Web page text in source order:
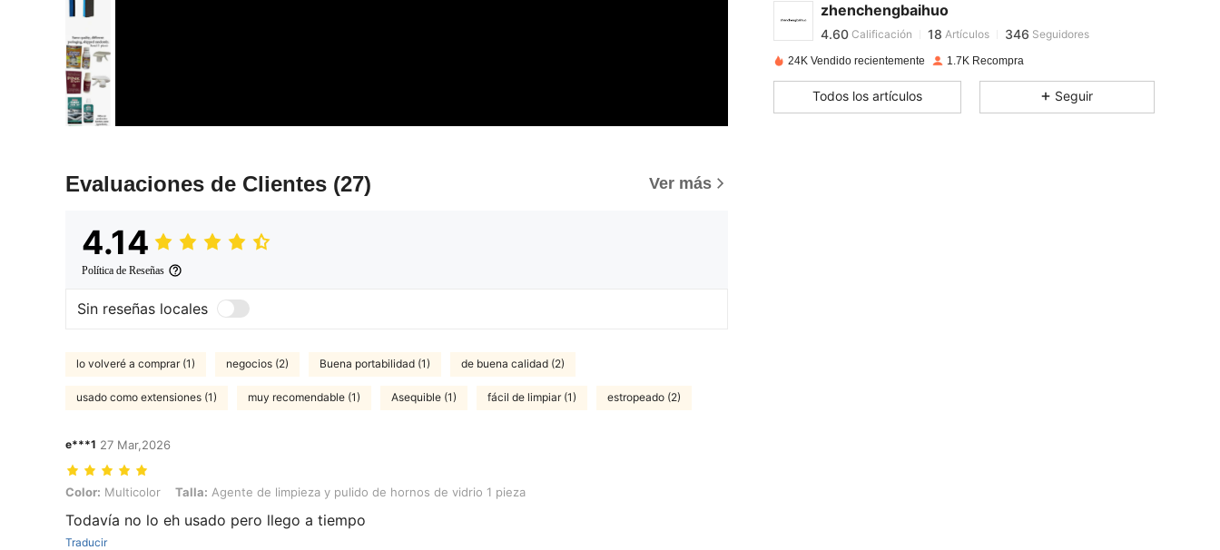
Evaluaciones de Clientes (27) Ver más
4.14
Política de Reseñas
Sin reseñas locales
lo volveré a comprar (1) negocios (2) Buena portabilidad (1) de buena calidad (2)
usado como extensiones (1) muy recomendable (1) Asequible (1) fácil de limpiar (1) estropeado (2)
e***1 27 Mar,2026
Color: Multicolor, Talla: Agente de limpieza y pulido de hornos de vidrio 1 pieza
Color: Multicolor Talla: Agente de limpieza y pulido de hornos de vidrio 1 pieza
Todavía no lo eh usado pero llego a tiempo
Traducir
zhenchengbaihuo
4.60 Calificación 18 Artículos 346 Seguidores
r***sseguidoHace 1 día
4.60 18
346
4.60
18
346
4.60
18
346
24K Vendido recientemente 1.7K Recompra
Todos los artículos Seguir